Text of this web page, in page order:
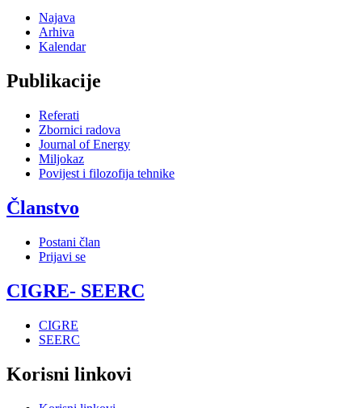
Najava
Arhiva
Kalendar
Publikacije
Referati
Zbornici radova
Journal of Energy
Miljokaz
Povijest i filozofija tehnike
Članstvo
Postani član
Prijavi se
CIGRE- SEERC
CIGRE
SEERC
Korisni linkovi